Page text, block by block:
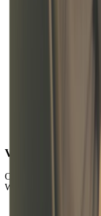
Vielseitigkeit
Ob Musikprofi oder
Werkzeug, um dein